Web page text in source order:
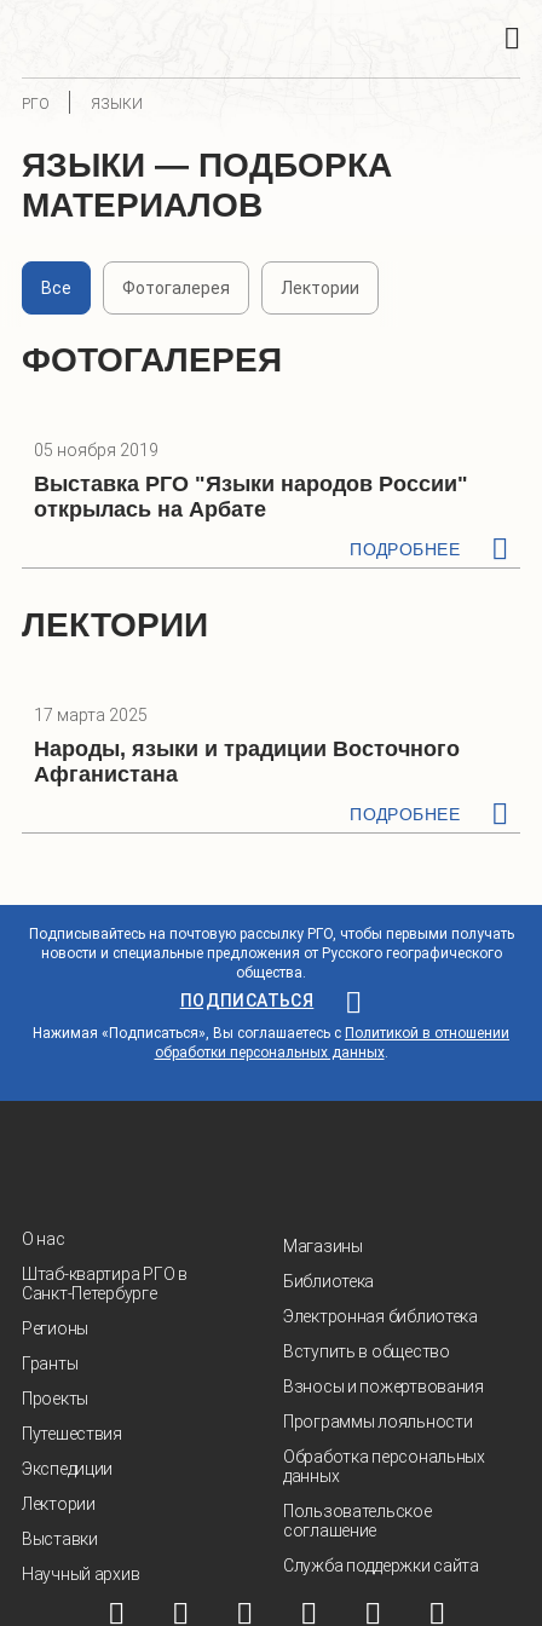
РГО ЯЗЫКИ
ЯЗЫКИ — ПОДБОРКА
МАТЕРИАЛОВ
Все Фотогалерея Лектории
ФОТОГАЛЕРЕЯ
05 ноября 2019
Выставка РГО "Языки народов России"
открылась на Арбате
ПОДРОБНЕЕ
ЛЕКТОРИИ
17 марта 2025
Народы, языки и традиции Восточного
Афганистана
ПОДРОБНЕЕ
Подписывайтесь на почтовую рассылку РГО, чтобы первыми получать
новости и специальные предложения от Русского географического
общества.
ПОДПИСАТЬСЯ
Нажимая «Подписаться», Вы соглашаетесь с Политикой в отношении
обработки персональных данных.
О нас
Штаб-квартира РГО в
Санкт‑Петербурге
Регионы
Гранты
Проекты
Путешествия
Экспедиции
Лектории
Выставки
Научный архив
Магазины
Библиотека
Электронная библиотека
Вступить в общество
Взносы и пожертвования
Программы лояльности
Обработка персональных
данных
Пользовательское
соглашение
Служба поддержки сайта